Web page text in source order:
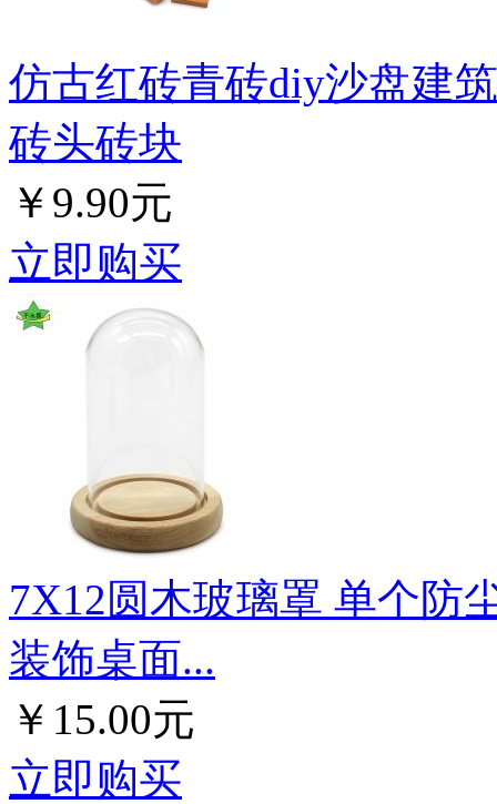
仿古红砖青砖diy沙盘建
砖头砖块
￥9.90元
立即购买
7X12圆木玻璃罩 单个防
装饰桌面...
￥15.00元
立即购买